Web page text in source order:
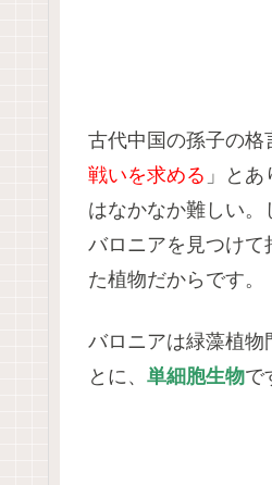
古代中国の孫子の格
戦いを求める 」と
はなかなか難しい
バロニアを見つけて
た植物だからです。
バロニアは緑藻植物
とに、 単細胞生物で